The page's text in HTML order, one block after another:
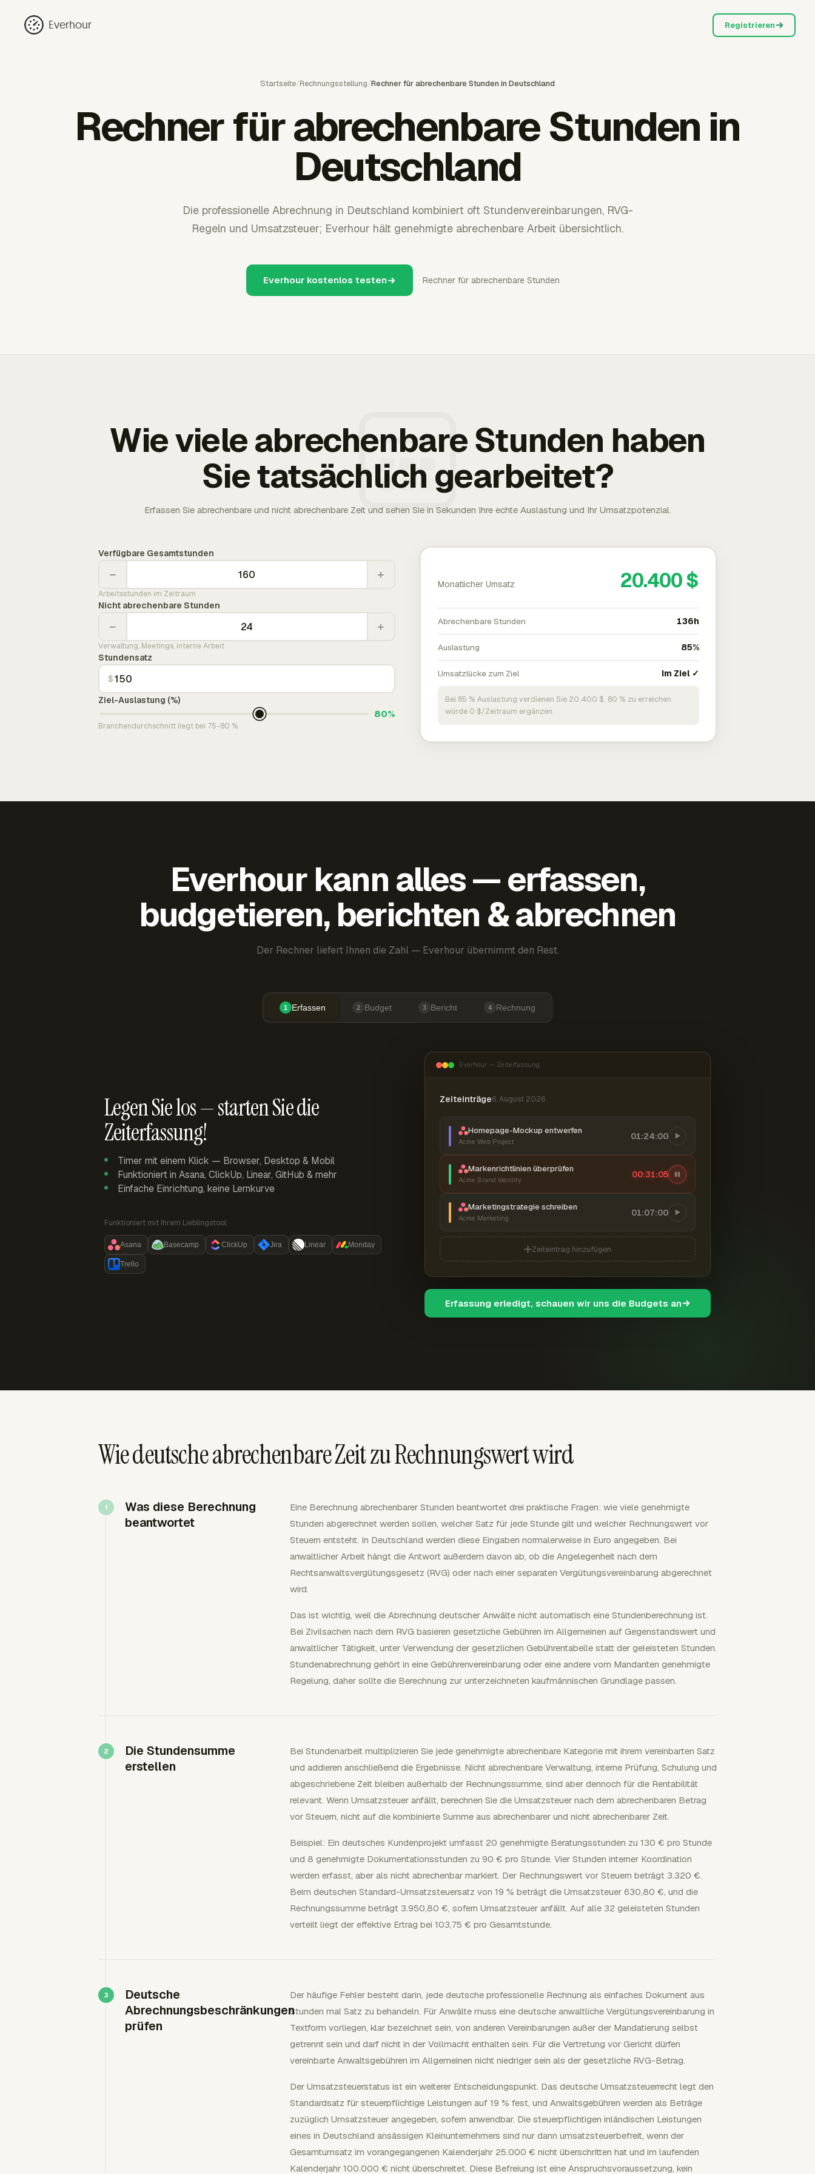
Everhour Registrieren
Startseite/Rechnungsstellung/Rechner für abrechenbare Stunden in Deutschland
Rechner für abrechenbare Stunden in
Deutschland
Die professionelle Abrechnung in Deutschland kombiniert oft Stundenvereinbarungen, RVG-
Regeln und Umsatzsteuer; Everhour hält genehmigte abrechenbare Arbeit übersichtlich.
Everhour kostenlos testen Rechner für abrechenbare Stunden
Wie viele abrechenbare Stunden haben
Sie tatsächlich gearbeitet?
Erfassen Sie abrechenbare und nicht abrechenbare Zeit und sehen Sie in Sekunden Ihre echte Auslastung und Ihr Umsatzpotenzial.
Verfügbare Gesamtstunden
− +
Arbeitsstunden im Zeitraum
Nicht abrechenbare Stunden
− +
Verwaltung, Meetings, interne Arbeit
Stundensatz
$
Ziel-Auslastung (%)
80%
Branchendurchschnitt liegt bei 75-80 %
Monatlicher Umsatz 20.400 $
Abrechenbare Stunden 136h
Auslastung 85%
Umsatzlücke zum Ziel Im Ziel ✓
Bei 85 % Auslastung verdienen Sie 20.400 $. 80 % zu erreichen
würde 0 $/Zeitraum ergänzen.
Everhour kann alles — erfassen,
budgetieren, berichten & abrechnen
Der Rechner liefert Ihnen die Zahl — Everhour übernimmt den Rest.
1 Erfassen 2 Budget 3 Bericht 4 Rechnung
Legen Sie los — starten Sie die
Zeiterfassung!
Timer mit einem Klick — Browser, Desktop & Mobil
Funktioniert in Asana, ClickUp, Linear, GitHub & mehr
Einfache Einrichtung, keine Lernkurve
Funktioniert mit Ihrem Lieblingstool:
Asana Basecamp ClickUp Jira Linear Monday
Trello
Everhour — Zeiterfassung
Zeiteinträge6. August 2026
Homepage-Mockup entwerfen
Acme Web Project
01:24:00
Markenrichtlinien überprüfen
Acme Brand Identity
00:31:06
Marketingstrategie schreiben
Acme Marketing
01:07:00
Zeiteintrag hinzufügen
Erfassung erledigt, schauen wir uns die Budgets an
Wie deutsche abrechenbare Zeit zu Rechnungswert wird
Was diese Berechnung
beantwortet
Eine Berechnung abrechenbarer Stunden beantwortet drei praktische Fragen: wie viele genehmigte
Stunden abgerechnet werden sollen, welcher Satz für jede Stunde gilt und welcher Rechnungswert vor
Steuern entsteht. In Deutschland werden diese Eingaben normalerweise in Euro angegeben. Bei
anwaltlicher Arbeit hängt die Antwort außerdem davon ab, ob die Angelegenheit nach dem
Rechtsanwaltsvergütungsgesetz (RVG) oder nach einer separaten Vergütungsvereinbarung abgerechnet
wird.
Das ist wichtig, weil die Abrechnung deutscher Anwälte nicht automatisch eine Stundenberechnung ist.
Bei Zivilsachen nach dem RVG basieren gesetzliche Gebühren im Allgemeinen auf Gegenstandswert und
anwaltlicher Tätigkeit, unter Verwendung der gesetzlichen Gebührentabelle statt der geleisteten Stunden.
Stundenabrechnung gehört in eine Gebührenvereinbarung oder eine andere vom Mandanten genehmigte
Regelung, daher sollte die Berechnung zur unterzeichneten kaufmännischen Grundlage passen.
Die Stundensumme
erstellen
Bei Stundenarbeit multiplizieren Sie jede genehmigte abrechenbare Kategorie mit ihrem vereinbarten Satz
und addieren anschließend die Ergebnisse. Nicht abrechenbare Verwaltung, interne Prüfung, Schulung und
abgeschriebene Zeit bleiben außerhalb der Rechnungssumme, sind aber dennoch für die Rentabilität
relevant. Wenn Umsatzsteuer anfällt, berechnen Sie die Umsatzsteuer nach dem abrechenbaren Betrag
vor Steuern, nicht auf die kombinierte Summe aus abrechenbarer und nicht abrechenbarer Zeit.
Beispiel: Ein deutsches Kundenprojekt umfasst 20 genehmigte Beratungsstunden zu 130 € pro Stunde
und 8 genehmigte Dokumentationsstunden zu 90 € pro Stunde. Vier Stunden interner Koordination
werden erfasst, aber als nicht abrechenbar markiert. Der Rechnungswert vor Steuern beträgt 3.320 €.
Beim deutschen Standard-Umsatzsteuersatz von 19 % beträgt die Umsatzsteuer 630,80 €, und die
Rechnungssumme beträgt 3.950,80 €, sofern Umsatzsteuer anfällt. Auf alle 32 geleisteten Stunden
verteilt liegt der effektive Ertrag bei 103,75 € pro Gesamtstunde.
Deutsche
Abrechnungsbeschränkungen
prüfen
Der häufige Fehler besteht darin, jede deutsche professionelle Rechnung als einfaches Dokument aus
Stunden mal Satz zu behandeln. Für Anwälte muss eine deutsche anwaltliche Vergütungsvereinbarung in
Textform vorliegen, klar bezeichnet sein, von anderen Vereinbarungen außer der Mandatierung selbst
getrennt sein und darf nicht in der Vollmacht enthalten sein. Für die Vertretung vor Gericht dürfen
vereinbarte Anwaltsgebühren im Allgemeinen nicht niedriger sein als der gesetzliche RVG-Betrag.
Der Umsatzsteuerstatus ist ein weiterer Entscheidungspunkt. Das deutsche Umsatzsteuerrecht legt den
Standardsatz für steuerpflichtige Leistungen auf 19 % fest, und Anwaltsgebühren werden als Beträge
zuzüglich Umsatzsteuer angegeben, sofern anwendbar. Die steuerpflichtigen inländischen Leistungen
eines in Deutschland ansässigen Kleinunternehmers sind nur dann umsatzsteuerbefreit, wenn der
Gesamtumsatz im vorangegangenen Kalenderjahr 25.000 € nicht überschritten hat und im laufenden
Kalenderjahr 100.000 € nicht überschreitet. Diese Befreiung ist eine Anspruchsvoraussetzung, kein